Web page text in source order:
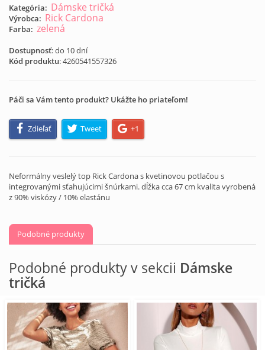
Kategória: Dámske tričká
Výrobca: Rick Cardona
Farba: zelená
Dostupnosť: do 10 dní
Kód produktu:4260541557326
Páči sa Vám tento produkt? Ukážte ho priateľom!
Zdieľať Tweet +1
Neformálny veslelý top Rick Cardona s kvetinovou potlačou s
integrovanými sťahujúcimi šnúrkami. dĺžka cca 67 cm kvalita vyrobená
z 90% viskózy / 10% elastánu
Podobné produkty
Podobné produkty v sekcii Dámske
tričká